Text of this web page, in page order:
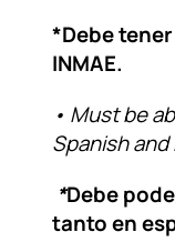
*Debe
INMAE.
• Must be
Spanish and
*Debe
tanto en